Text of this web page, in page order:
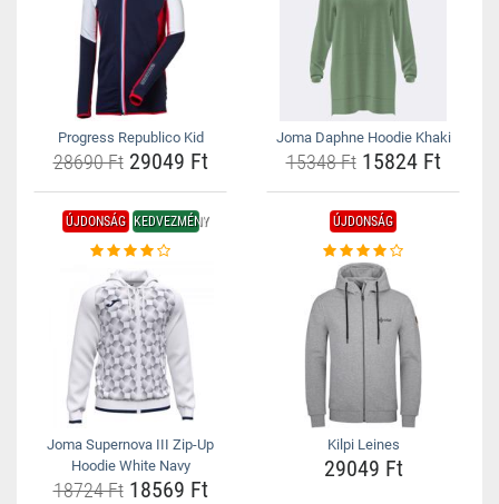
Progress Republico Kid
28690 Ft29049 Ft
Joma Daphne Hoodie Khaki
15348 Ft15824 Ft
ÚJDONSÁG KEDVEZMÉNY
Joma Supernova III Zip-Up
Hoodie White Navy
18724 Ft18569 Ft
ÚJDONSÁG
Kilpi Leines
29049 Ft